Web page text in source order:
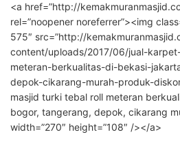
<a href=”http://
rel=”noopener noreferrer”><img
575″ src=”http://
content/uploads/2017/06/jual-
meteran-berkualitas-di-bekasi-
depok-cikarang-murah-produk-
masjid turki tebal roll meteran
bogor, tangerang, depok, cikarang
width=”270″ height=”108″ /></a>